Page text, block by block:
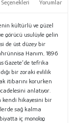
Yorumlar
kültürlü ve güzel
görücü usulüyle gelin
de üst düzey bir
Hanım, 1896
Gazete’de tefrika
bir zoraki evlilik
itibarını korurken
anlatıyor.
kendi hikayesini bir
sağ kalma
iç monolog